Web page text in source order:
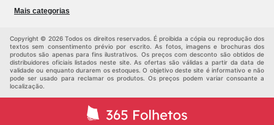
Crianças
Mais categorias
Copyright © 2026 Todos os direitos reservados. É proibida a cópia ou reprodução dos
textos sem consentimento prévio por escrito. As fotos, imagens e brochuras dos
produtos são apenas para fins ilustrativos. Os preços com desconto são obtidos de
distribuidores oficiais listados neste site. As ofertas são válidas a partir da data de
validade ou enquanto durarem os estoques. O objetivo deste site é informativo e não
pode ser usado para reclamar os produtos. Os preços podem variar consoante a
localização.